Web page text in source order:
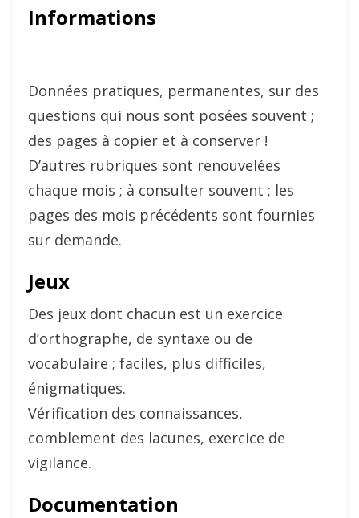
Informations
Données pratiques, permanentes, sur des
questions qui nous sont posées souvent ;
des pages à copier et à conserver !
D’autres rubriques sont renouvelées
chaque mois ; à consulter souvent ; les
pages des mois précédents sont fournies
sur demande.
Jeux
Des jeux dont chacun est un exercice
d’orthographe, de syntaxe ou de
vocabulaire ; faciles, plus difficiles,
énigmatiques.
Vérification des connaissances,
comblement des lacunes, exercice de
vigilance.
Documentation